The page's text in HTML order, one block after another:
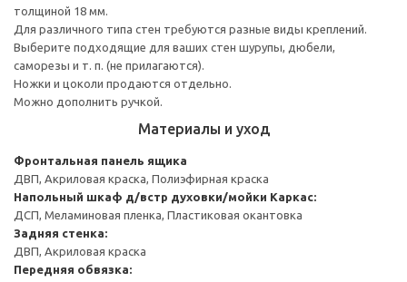
толщиной 18 мм.
Для различного типа стен требуются разные виды креплений.
Выберите подходящие для ваших стен шурупы, дюбели,
саморезы и т. п. (не прилагаются).
Ножки и цоколи продаются отдельно.
Можно дополнить ручкой.
Материалы и уход
Фронтальная панель ящика
ДВП, Акриловая краска, Полиэфирная краска
Напольный шкаф д/встр духовки/мойки Каркас:
ДСП, Меламиновая пленка, Пластиковая окантовка
Задняя стенка:
ДВП, Акриловая краска
Передняя обвязка: